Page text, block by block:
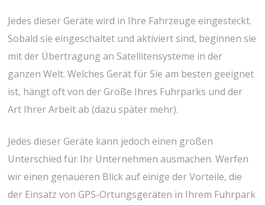
Jedes dieser Geräte wird in Ihre Fahrzeuge eingesteckt.
Sobald sie eingeschaltet und aktiviert sind, beginnen sie
mit der Übertragung an Satellitensysteme in der
ganzen Welt. Welches Gerät für Sie am besten geeignet
ist, hängt oft von der Größe Ihres Fuhrparks und der
Art Ihrer Arbeit ab (dazu später mehr).
Jedes dieser Geräte kann jedoch einen großen
Unterschied für Ihr Unternehmen ausmachen. Werfen
wir einen genaueren Blick auf einige der Vorteile, die
der Einsatz von GPS-Ortungsgeräten in Ihrem Fuhrpark